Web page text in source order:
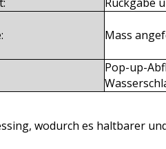
Mass
Pop-up-
wodurch es haltbarer